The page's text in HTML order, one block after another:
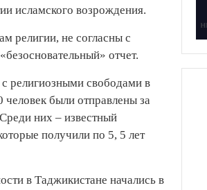
исламского возрождения.
религии, не согласны с
отчет.
религиозными свободами в
были отправлены за
них – известный
получили по 5, 5 лет
в Таджикистане начались в